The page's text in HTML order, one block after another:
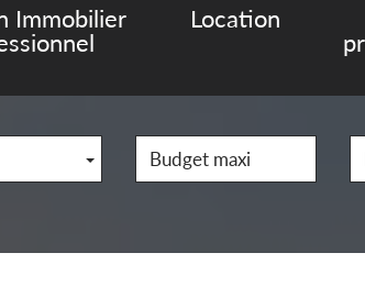
Immobilier
Location